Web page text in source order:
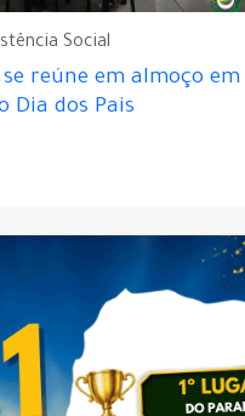
Social
reúne em almoço em
Dia dos Pais